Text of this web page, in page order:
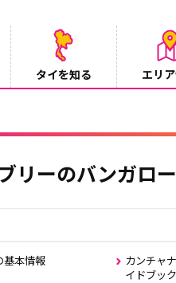
タイを知る エリ
リーのバンガロ
基本情報
カンチャ
イドブック